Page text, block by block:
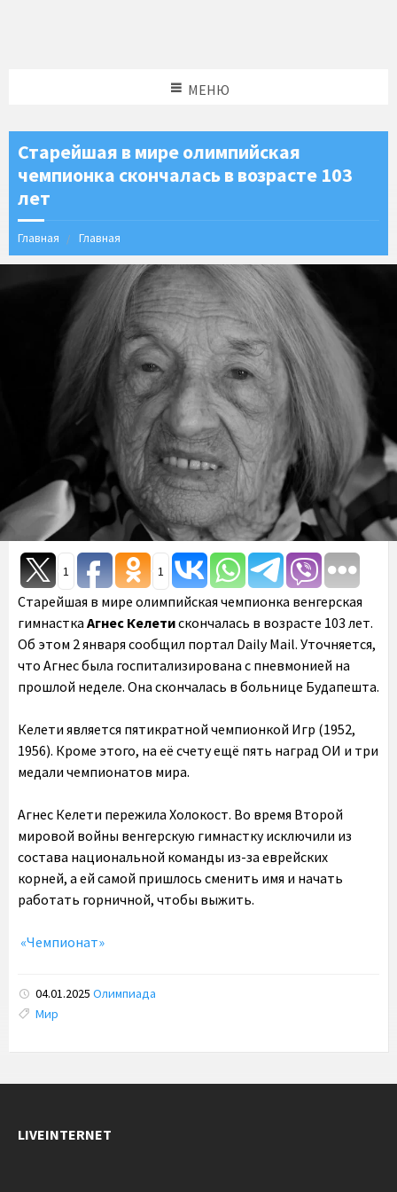
МЕНЮ
Старейшая в мире олимпийская
чемпионка скончалась в возрасте 103
лет
Главная Главная
1 1
Старейшая в мире олимпийская чемпионка венгерская
гимнастка Агнес Келетискончалась в возрасте 103 лет.
Об этом 2 января сообщил портал Daily Mail. Уточняется,
что Агнес была госпитализирована с пневмонией на
прошлой неделе. Она скончалась в больнице Будапешта.
Келети является пятикратной чемпионкой Игр (1952,
1956). Кроме этого, на её счету ещё пять наград ОИ и три
медали чемпионатов мира.
Агнес Келети пережила Холокост. Во время Второй
мировой войны венгерскую гимнастку исключили из
состава национальной команды из-за еврейских
корней, а ей самой пришлось сменить имя и начать
работать горничной, чтобы выжить.
«Чемпионат»
04.01.2025 Олимпиада
Tags:
Мир
LIVEINTERNET